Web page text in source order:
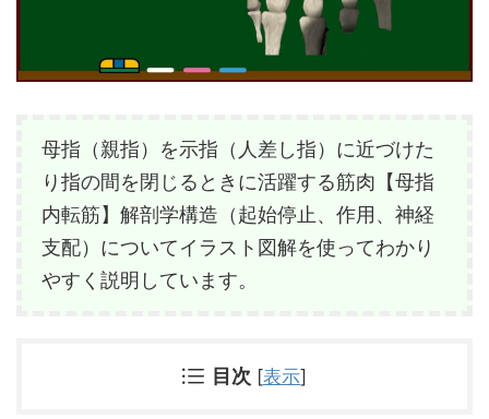
母指（親指）を示指（人差し指）に近づけた
り指の間を閉じるときに活躍する筋肉【母指
内転筋】解剖学構造（起始停止、作用、神経
支配）についてイラスト図解を使ってわかり
やすく説明しています。
目次 [表示]